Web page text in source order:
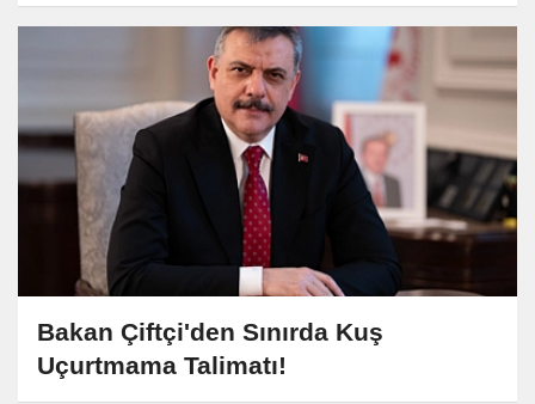
Bakan Çiftçi'den Sınırda Kuş
Uçurtmama Talimatı!